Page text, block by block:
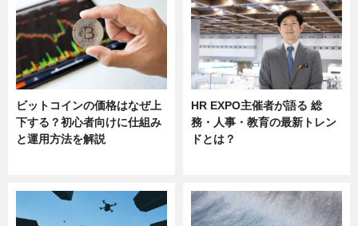
ビットコインの価格はなぜ上
下する？初心者向けに仕組み
と運用方法を解説
HR EXPO主催者が語る 総
務・人事・教育の最新トレン
ドとは？